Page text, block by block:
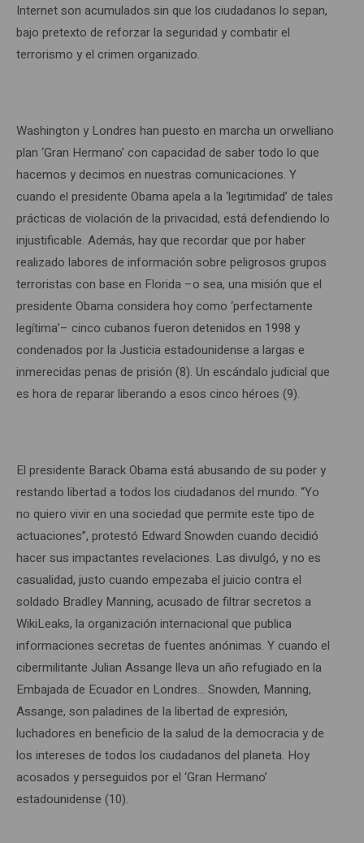
Internet son acumulados sin que los ciudadanos lo sepan,
bajo pretexto de reforzar la seguridad y combatir el
terrorismo y el crimen organizado.
Washington y Londres han puesto en marcha un orwelliano
plan ‘Gran Hermano’ con capacidad de saber todo lo que
hacemos y decimos en nuestras comunicaciones. Y
cuando el presidente Obama apela a la ‘legitimidad’ de tales
prácticas de violación de la privacidad, está defendiendo lo
injustificable. Además, hay que recordar que por haber
realizado labores de información sobre peligrosos grupos
terroristas con base en Florida –o sea, una misión que el
presidente Obama considera hoy como ‘perfectamente
legítima’– cinco cubanos fueron detenidos en 1998 y
condenados por la Justicia estadounidense a largas e
inmerecidas penas de prisión (8). Un escándalo judicial que
es hora de reparar liberando a esos cinco héroes (9).
El presidente Barack Obama está abusando de su poder y
restando libertad a todos los ciudadanos del mundo. “Yo
no quiero vivir en una sociedad que permite este tipo de
actuaciones”, protestó Edward Snowden cuando decidió
hacer sus impactantes revelaciones. Las divulgó, y no es
casualidad, justo cuando empezaba el juicio contra el
soldado Bradley Manning, acusado de filtrar secretos a
WikiLeaks, la organización internacional que publica
informaciones secretas de fuentes anónimas. Y cuando el
cibermilitante Julian Assange lleva un año refugiado en la
Embajada de Ecuador en Londres… Snowden, Manning,
Assange, son paladines de la libertad de expresión,
luchadores en beneficio de la salud de la democracia y de
los intereses de todos los ciudadanos del planeta. Hoy
acosados y perseguidos por el ‘Gran Hermano’
estadounidense (10).